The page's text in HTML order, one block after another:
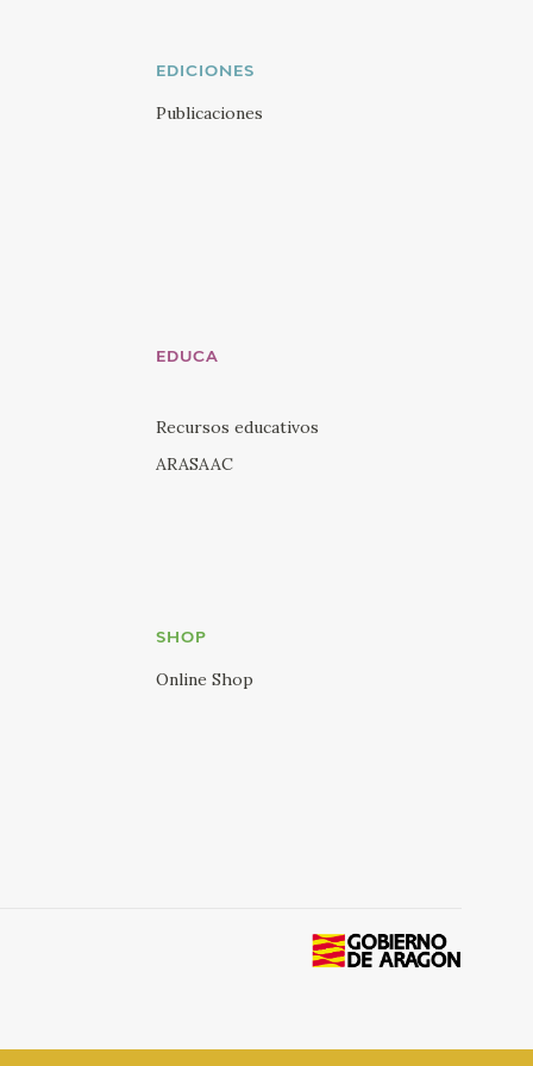
EDICIONES
Publicaciones
SHOP
Online Shop
EDUCA
Recursos educativos
ARASAAC